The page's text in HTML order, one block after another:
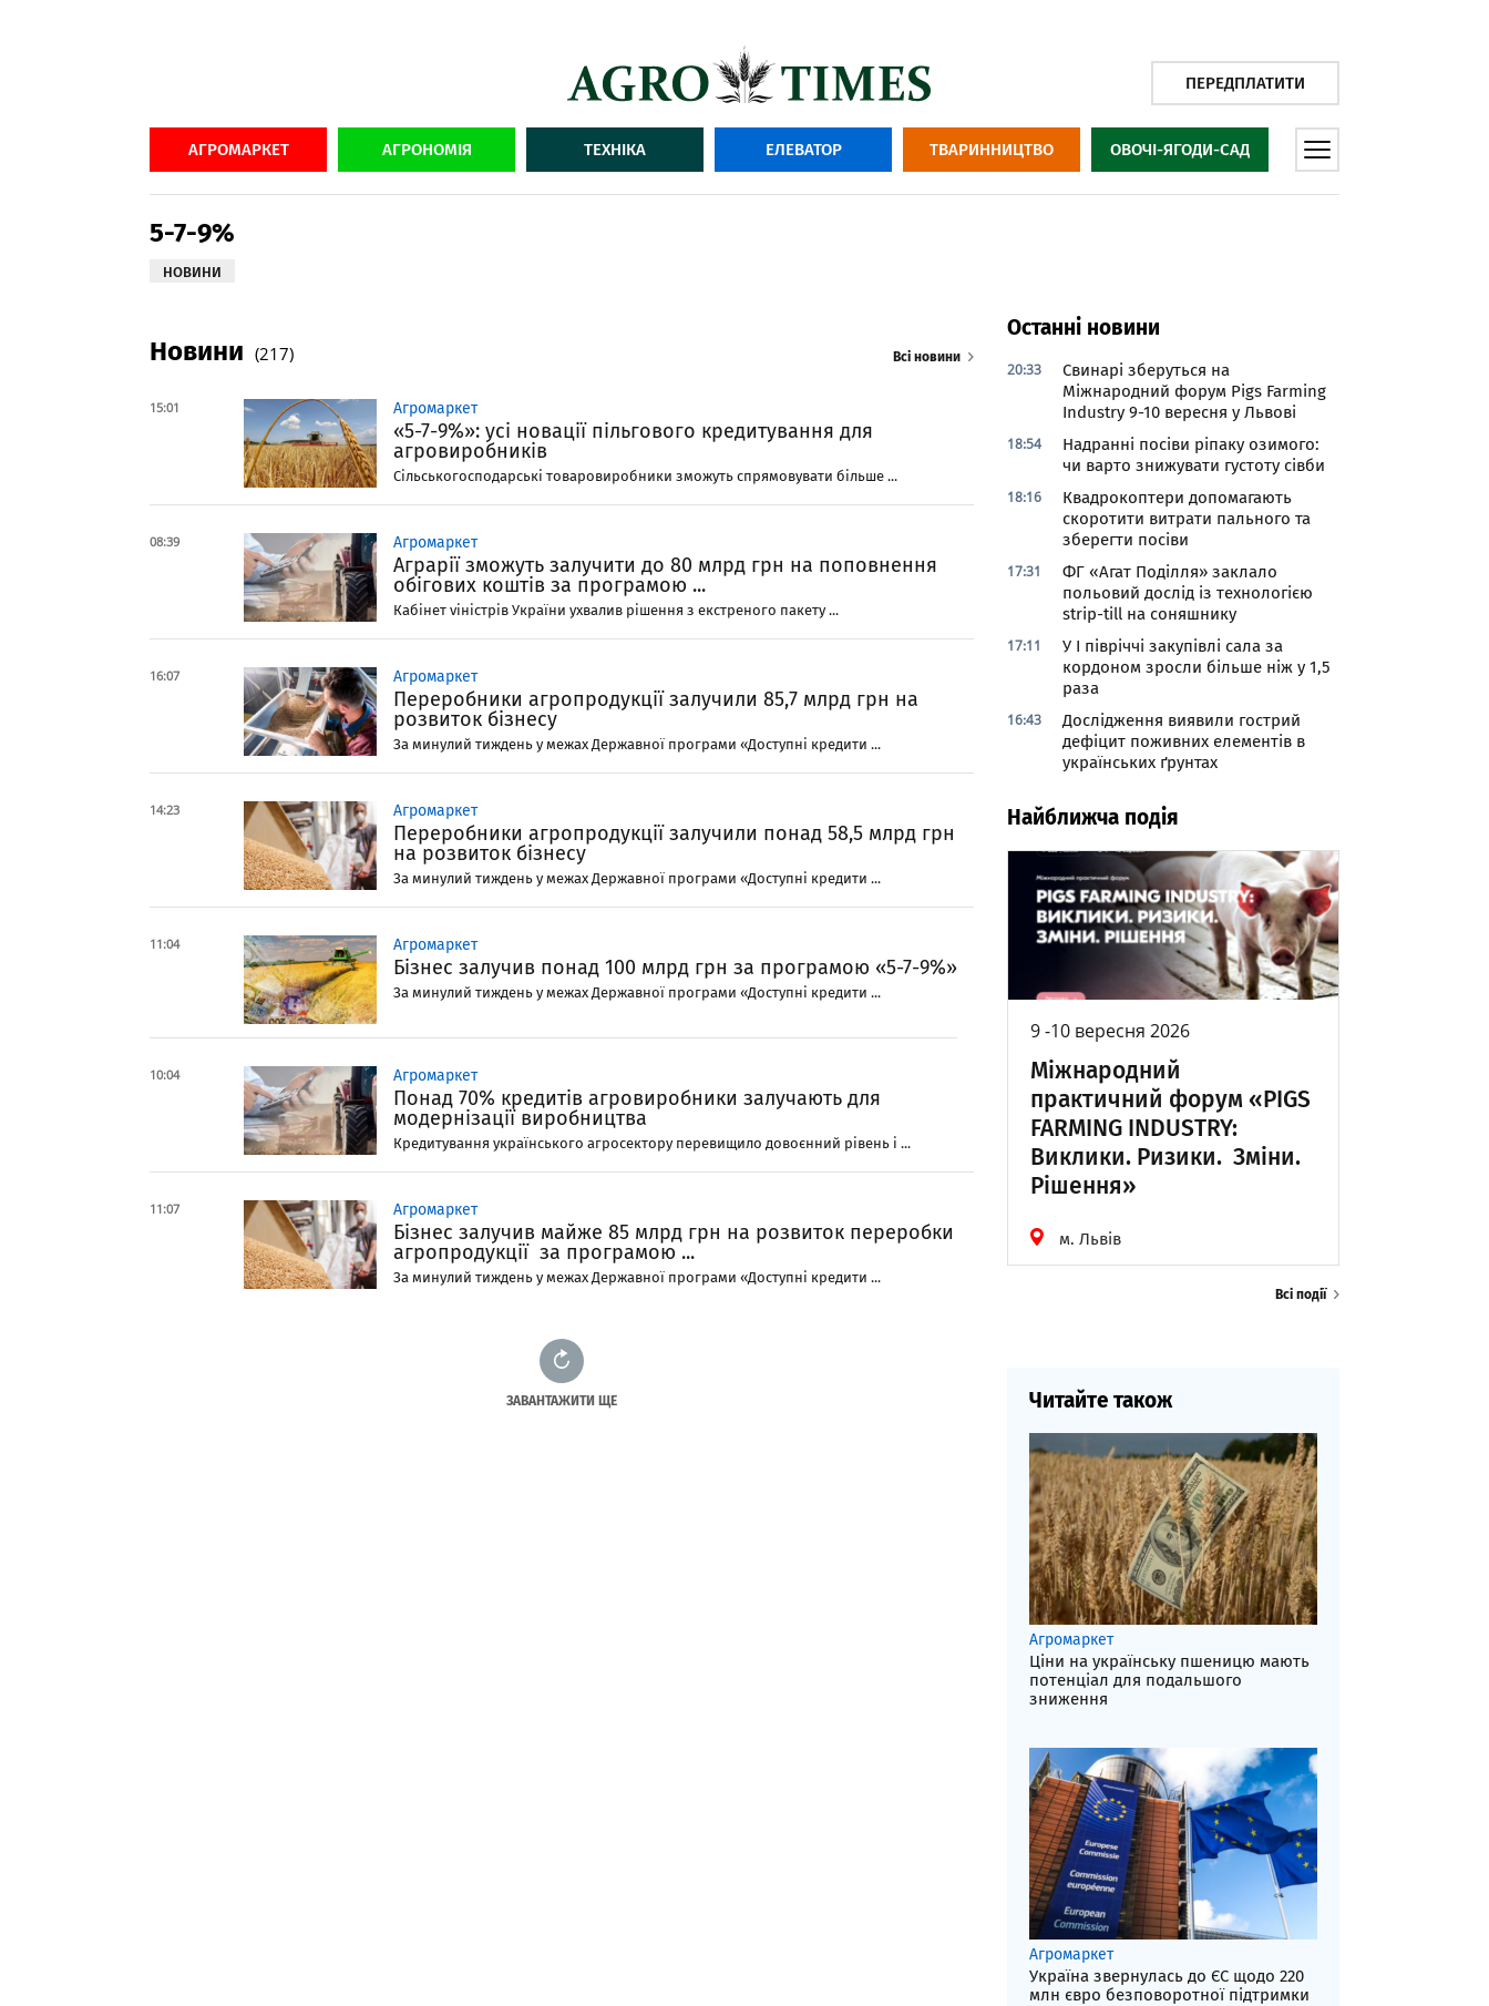
ПЕРЕДПЛАТИТИ
АГРОМАРКЕТ АГРОНОМІЯ ТЕХНІКА ЕЛЕВАТОР ТВАРИННИЦТВО ОВОЧІ-ЯГОДИ-САД
5-7-9%
НОВИНИ
Новини (217) Всі новини
15:01 Агромаркет
«5-7-9%»: усі новації пільгового кредитування для
агровиробників
Сільськогосподарські товаровиробники зможуть спрямовувати більше ...
08:39 Агромаркет
Аграрії зможуть залучити до 80 млрд грн на поповнення
обігових коштів за програмою ...
Кабінет vіністрів України ухвалив рішення з екстреного пакету ...
16:07 Агромаркет
Переробники агропродукції залучили 85,7 млрд грн на
розвиток бізнесу
За минулий тиждень у межах Державної програми «Доступні кредити ...
14:23 Агромаркет
Переробники агропродукції залучили понад 58,5 млрд грн
на розвиток бізнесу
За минулий тиждень у межах Державної програми «Доступні кредити ...
11:04 Агромаркет
Бізнес залучив понад 100 млрд грн за програмою «5-7-9%»
За минулий тиждень у межах Державної програми «Доступні кредити ...
10:04 Агромаркет
Понад 70% кредитів агровиробники залучають для
модернізації виробництва
Кредитування українського агросектору перевищило довоєнний рівень і ...
11:07 Агромаркет
Бізнес залучив майже 85 млрд грн на розвиток переробки
агропродукції за програмою ...
За минулий тиждень у межах Державної програми «Доступні кредити ...
ЗАВАНТАЖИТИ ЩЕ
Останні новини
20:33
Свинарі зберуться на
Міжнародний форум Pigs Farming
Industry 9-10 вересня у Львові
18:54
Надранні посіви ріпаку озимого:
чи варто знижувати густоту сівби
18:16
Квадрокоптери допомагають
скоротити витрати пального та
зберегти посіви
17:31
ФГ «Агат Поділля» заклало
польовий дослід із технологією
strip-till на соняшнику
17:11
У І півріччі закупівлі сала за
кордоном зросли більше ніж у 1,5
раза
16:43
Дослідження виявили гострий
дефіцит поживних елементів в
українських ґрунтах
Найближча подія
9 -10 вересня 2026
Міжнародний
практичний форум «PIGS
FARMING INDUSTRY:
Виклики. Ризики. Зміни.
Рішення»
м. Львів
Всі події
Читайте також
Агромаркет
Ціни на українську пшеницю мають
потенціал для подальшого
зниження
Агромаркет
Україна звернулась до ЄС щодо 220
млн євро безповоротної підтримки